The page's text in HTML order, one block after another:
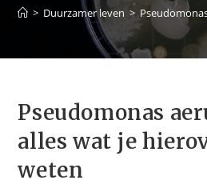
> Duurzamer leven >
Pseudomonas
alles wat je
weten